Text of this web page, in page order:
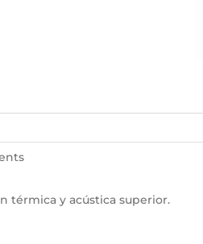
térmica y acústica superior.